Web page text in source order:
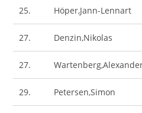
25. Höper,Jann-Lennart
27. Denzin,Nikolas
27.
29. Petersen,Simon